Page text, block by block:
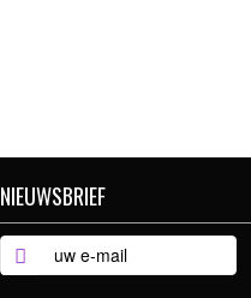
NIEUWSBRIEF